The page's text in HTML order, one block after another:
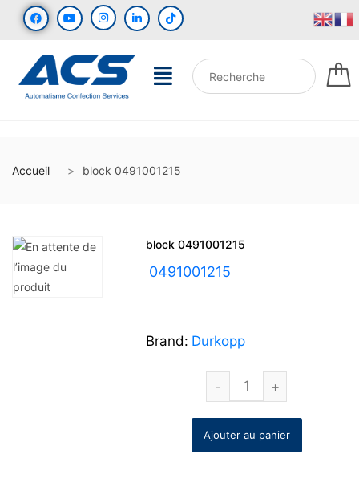
Accueil block 0491001215
block 0491001215
0491001215
Brand: Durkopp
Ajouter au panier